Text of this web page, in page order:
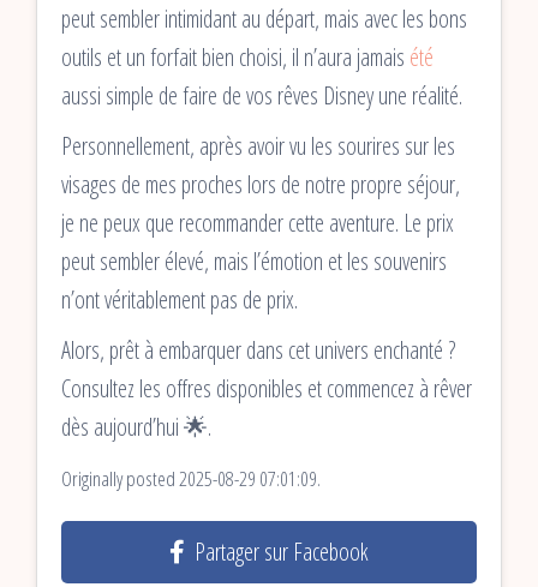
peut sembler intimidant au départ, mais avec les bons
outils et un forfait bien choisi, il n’aura jamais été
aussi simple de faire de vos rêves Disney une réalité.
Personnellement, après avoir vu les sourires sur les
visages de mes proches lors de notre propre séjour,
je ne peux que recommander cette aventure. Le prix
peut sembler élevé, mais l’émotion et les souvenirs
n’ont véritablement pas de prix.
Alors, prêt à embarquer dans cet univers enchanté ?
Consultez les offres disponibles et commencez à rêver
dès aujourd’hui 🌟.
Originally posted 2025-08-29 07:01:09.
Partager sur Facebook